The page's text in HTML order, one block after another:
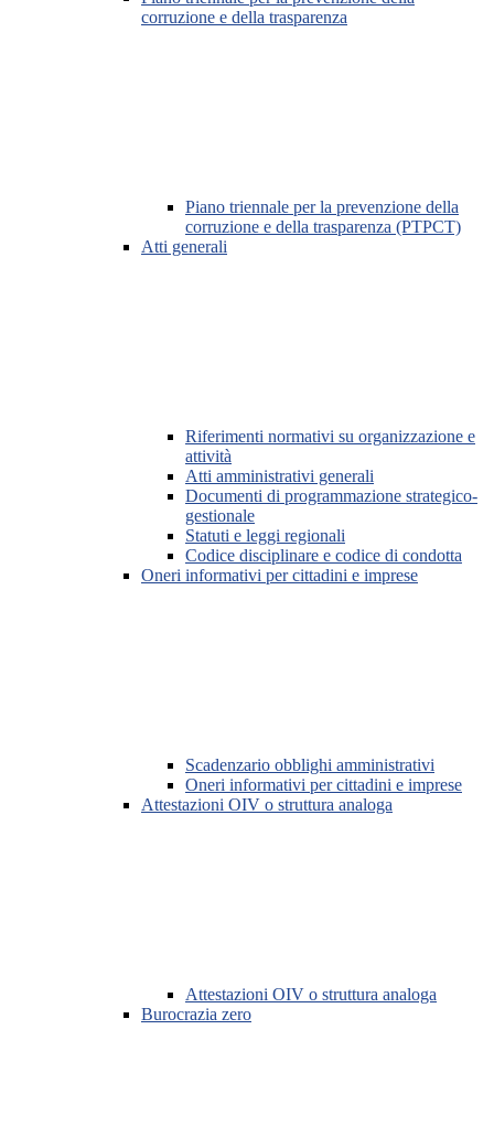
corruzione e della trasparenza
Piano triennale per la prevenzione della
corruzione e della trasparenza (PTPCT)
Atti generali
Riferimenti normativi su organizzazione e
attività
Atti amministrativi generali
Documenti di programmazione strategico-
gestionale
Statuti e leggi regionali
Codice disciplinare e codice di condotta
Oneri informativi per cittadini e imprese
Scadenzario obblighi amministrativi
Oneri informativi per cittadini e imprese
Attestazioni OIV o struttura analoga
Attestazioni OIV o struttura analoga
Burocrazia zero